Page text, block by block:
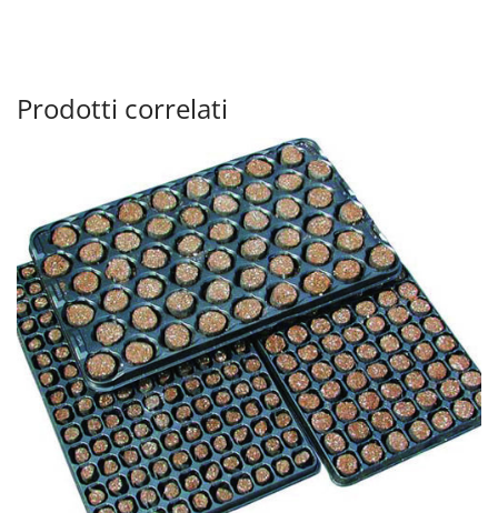
Prodotti correlati